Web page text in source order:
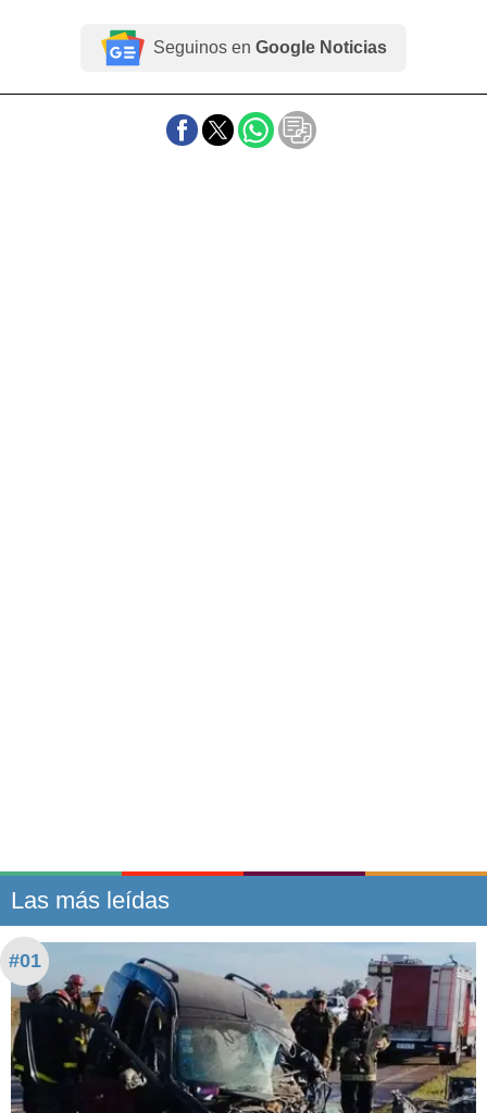
Seguinos en Google Noticias
Las más leídas
#01